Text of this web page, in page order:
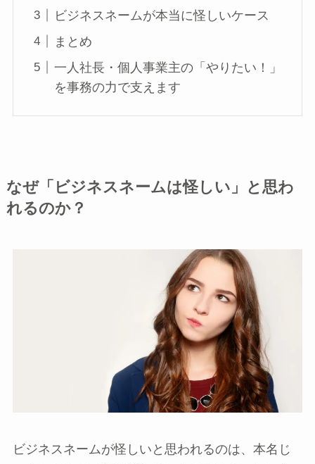
ビジネスネームが本当に怪しいケース
まとめ
一人社長・個人事業主の「やりたい！」
を事務の力で支えます
なぜ「ビジネスネームは怪しい」と思わ
れるのか？
ビジネスネームが怪しいと思われるのは、本名じ